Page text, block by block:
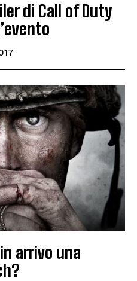
di Call of Duty
arrivo una